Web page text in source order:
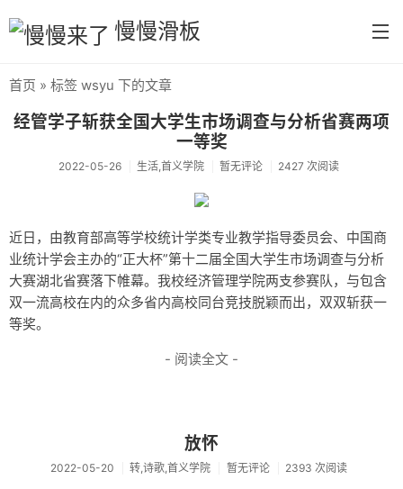
慢慢滑板
分类
默认分类
生活
慢慢读书
tool
每日分享
转
首页 » 标签 wsyu 下的文章
经管学子斩获全国大学生市场调查与分析省赛两项
一等奖
2022-05-26 生活,首义学院 暂无评论 2427 次阅读
近日，由教育部高等学校统计学类专业教学指导委员会、中国商
业统计学会主办的“正大杯”第十二届全国大学生市场调查与分析
大赛湖北省赛落下帷幕。我校经济管理学院两支参赛队，与包含
双一流高校在内的众多省内高校同台竞技脱颖而出，双双斩获一
等奖。
- 阅读全文 -
放怀
2022-05-20 转,诗歌,首义学院 暂无评论 2393 次阅读